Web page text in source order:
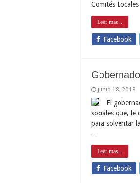
Comités
Leer mas...
Facebook
junio 18, 2018
El
sociales que, le
para solventar
Leer mas...
Facebook